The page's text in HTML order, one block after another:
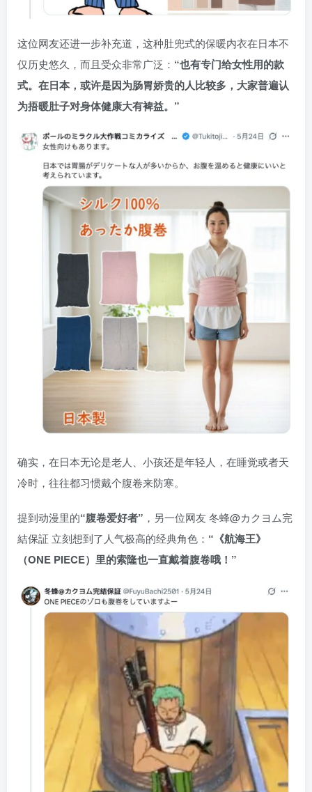
这位网友还进一步补充道，这种肚兜式的保暖内衣在日本不
仅历史悠久，而且受众非常广泛： “也有专门给女性用的款
式。在日本，或许是因为肠胃娇贵的人比较多，大家普遍认
为捂暖肚子对身体健康大有裨益。”
确实，在日本无论是老人、小孩还是年轻人，在睡觉或者天
冷时，往往都习惯戴个腹卷来防寒。
提到动漫里的“腹卷爱好者” ，另一位网友 冬蜂@カクヨム完
結保証 立刻想到了人气极高的经典角色： “《航海王》
（ONE PIECE）里的索隆也一直戴着腹卷哦！”